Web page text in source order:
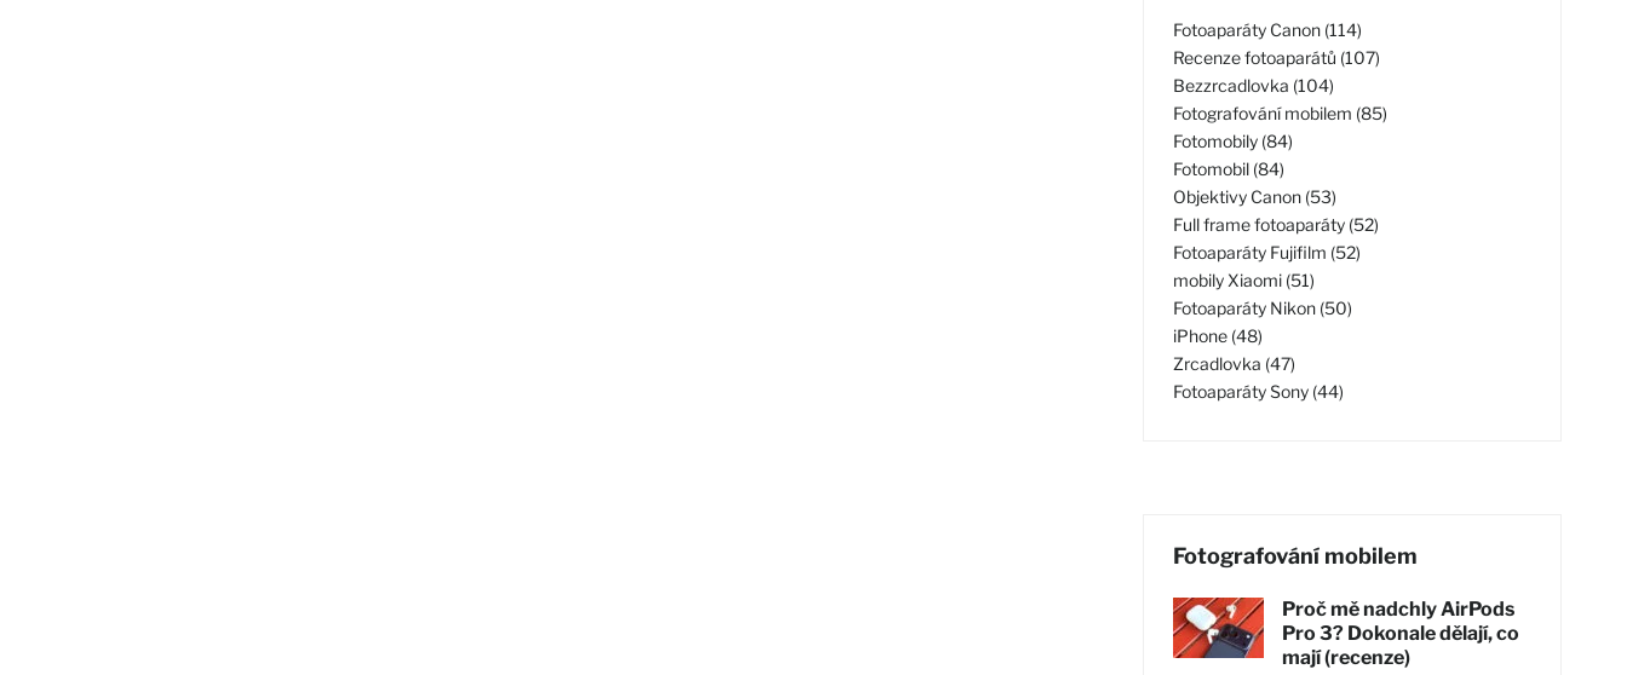
Fotoaparáty Canon (114)
Recenze fotoaparátů (107)
Bezzrcadlovka (104)
Fotografování mobilem (85)
Fotomobily (84)
Fotomobil (84)
Objektivy Canon (53)
Full frame fotoaparáty (52)
Fotoaparáty Fujifilm (52)
mobily Xiaomi (51)
Fotoaparáty Nikon (50)
iPhone (48)
Zrcadlovka (47)
Fotoaparáty Sony (44)
Fotografování mobilem
Proč mě nadchly AirPods
Pro 3? Dokonale dělají, co
mají (recenze)